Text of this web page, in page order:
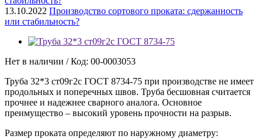
13.10.2022 Производство сортового проката: сдержанность
или стабильность?
Нет в наличии / Код: 00-0003053
Труба 32*3 ст09г2с ГОСТ 8734-75 при производстве не имеет
продольных и поперечных швов. Труба бесшовная считается
прочнее и надежнее сварного аналога. Основное
преимущество – высокий уровень прочности на разрыв.
Размер проката определяют по наружному диаметру: